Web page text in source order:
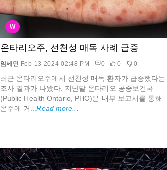
W
온타리오주, 선천성 매독 사례 급증
임세민 Feb 13 2024 02:48 PM 0 0 0
최근 온타리오주에서 선천성 매독 환자가 급증했다는
조사 결과가 나왔다. 지난달 온타리오 공중보건국
(Public Health Ontario, PHO)은 내부 보고서를 통해
온주에 거...Read more...